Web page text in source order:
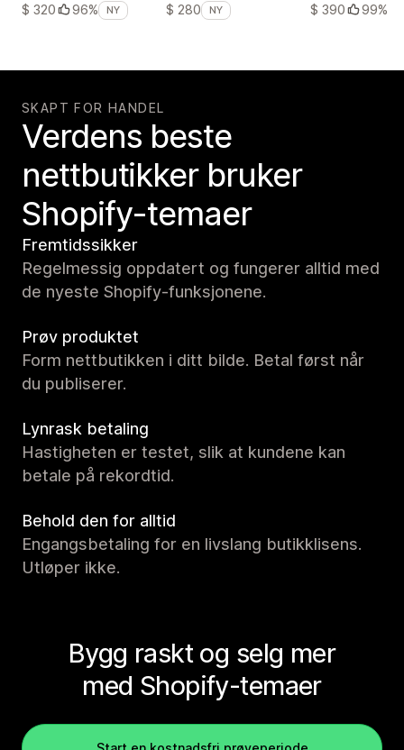
$ 320
96% NY
$ 280
NY
$ 390
99%
SKAPT FOR HANDEL
Verdens beste
nettbutikker bruker
Shopify-temaer
Fremtidssikker
Regelmessig oppdatert og fungerer alltid med
de nyeste Shopify-funksjonene.
Prøv produktet
Form nettbutikken i ditt bilde. Betal først når
du publiserer.
Lynrask betaling
Hastigheten er testet, slik at kundene kan
betale på rekordtid.
Behold den for alltid
Engangsbetaling for en livslang butikklisens.
Utløper ikke.
Bygg raskt og selg mer
med Shopify-temaer